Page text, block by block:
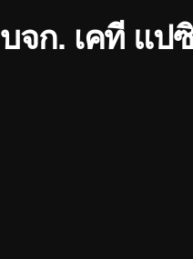
บจก. เคที แป